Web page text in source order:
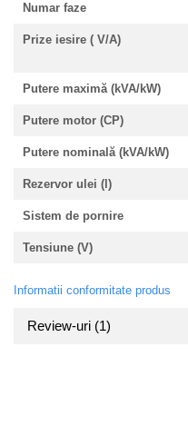
Numar faze
Prize iesire ( V/A)
Putere maximă (kVA/kW)
Putere motor (CP)
Putere nominală (kVA/kW)
Rezervor ulei (l)
Sistem de pornire
Tensiune (V)
Informatii conformitate produs
Review-uri (1)